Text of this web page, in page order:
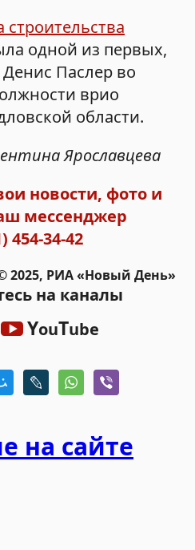
строительства
одной из первых,
Паслер во
врио
области.
Ярославцева
новости, фото и
мессенджер
454-34-42
2025, РИА «Новый День»
на каналы
YouTube
на сайте